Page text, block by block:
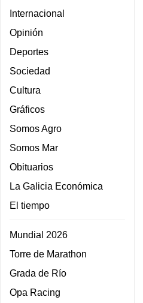
Internacional
Opinión
Deportes
Sociedad
Cultura
Gráficos
Somos Agro
Somos Mar
Obituarios
La Galicia Económica
El tiempo
Mundial 2026
Torre de Marathon
Grada de Río
Opa Racing